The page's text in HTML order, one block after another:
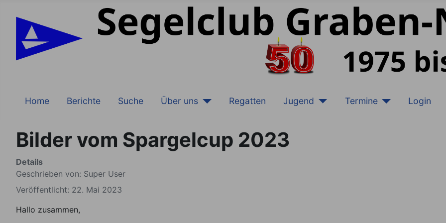
Home Berichte Suche Über uns Regatten Jugend Termine Login
Bilder vom Spargelcup 2023
Details
Geschrieben von: Super User
Veröffentlicht: 22. Mai 2023
Hallo zusammen,